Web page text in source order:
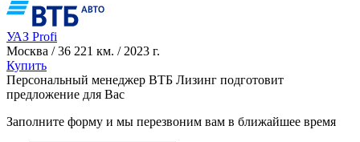
УАЗ Profi
Москва / 36 221 км. / 2023 г.
Купить
Персональный менеджер ВТБ Лизинг подготовит
предложение для Вас
Заполните форму и мы перезвоним вам в ближайшее время